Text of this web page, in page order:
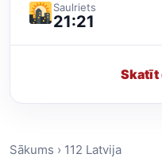
Saulriets
21:21
Skatīt
Sākums › 112 Latvija